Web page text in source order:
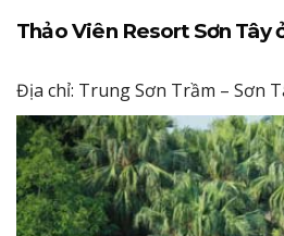
Thảo Viên Resort Sơn Tây
Địa chỉ: Trung Sơn Trầm – Sơn